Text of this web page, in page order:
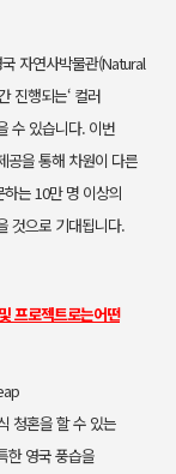
자연사박물관(Natural
진행되는‘ 컬러
수 있습니다. 이번
공을 통해 차원이 다른
는 10만 명 이상의
것으로 기대됩니다.
프로젝트로는어떤
청혼을 할 수 있는
한 영국 풍습을